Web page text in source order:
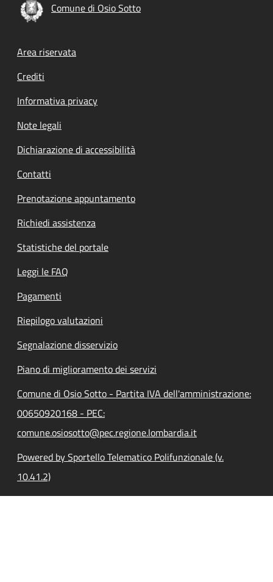
Comune di Osio Sotto
Footer menu
Area riservata
Crediti
Informativa privacy
Note legali
Dichiarazione di accessibilità
Contatti
Prenotazione appuntamento
Richiedi assistenza
Statistiche del portale
Leggi le FAQ
Pagamenti
Riepilogo valutazioni
Segnalazione disservizio
Piano di miglioramento dei servizi
Comune di Osio Sotto - Partita IVA dell'amministrazione:
00650920168 - PEC:
comune.osiosotto@pec.regione.lombardia.it
Powered by Sportello Telematico Polifunzionale (v.
10.41.2)